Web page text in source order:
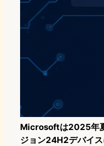
Microsoftは2025年
ジョン24H2デバイ